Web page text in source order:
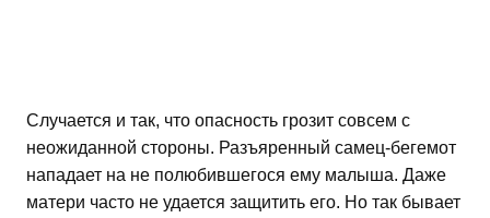
Случается и так, что опасность грозит совсем с
неожиданной стороны. Разъяренный самец-бегемот
нападает на не полюбившегося ему малыша. Даже
матери часто не удается защитить его. Но так бывает